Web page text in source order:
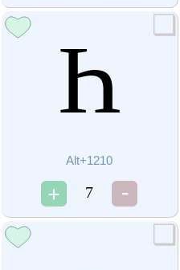
Һ
Alt+1210
7